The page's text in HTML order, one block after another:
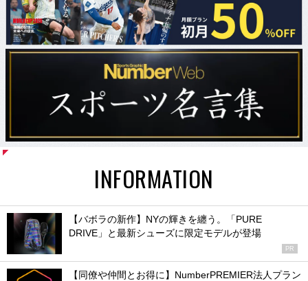
INFORMATION
【バボラの新作】NYの輝きを纏う。「PURE
DRIVE」と最新シューズに限定モデルが登場
PR
【同僚や仲間とお得に】NumberPREMIER法人プラン